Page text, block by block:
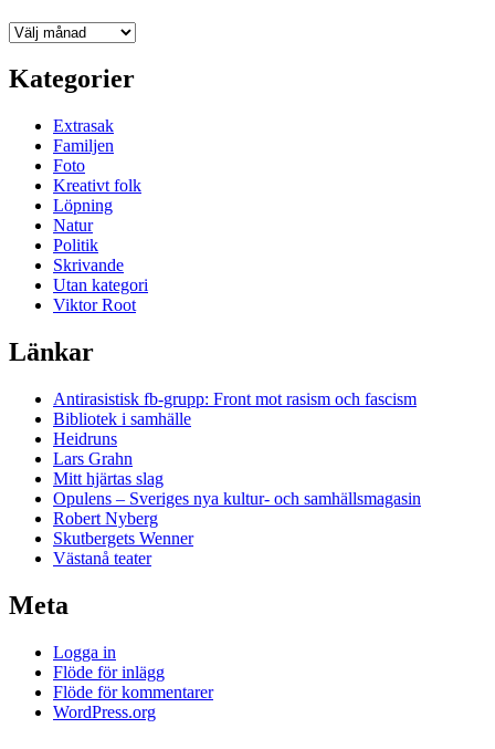
Bloggarkiv
Kategorier
Extrasak
Familjen
Foto
Kreativt folk
Löpning
Natur
Politik
Skrivande
Utan kategori
Viktor Root
Länkar
Antirasistisk fb-grupp: Front mot rasism och fascism
Bibliotek i samhälle
Heidruns
Lars Grahn
Mitt hjärtas slag
Opulens – Sveriges nya kultur- och samhällsmagasin
Robert Nyberg
Skutbergets Wenner
Västanå teater
Meta
Logga in
Flöde för inlägg
Flöde för kommentarer
WordPress.org